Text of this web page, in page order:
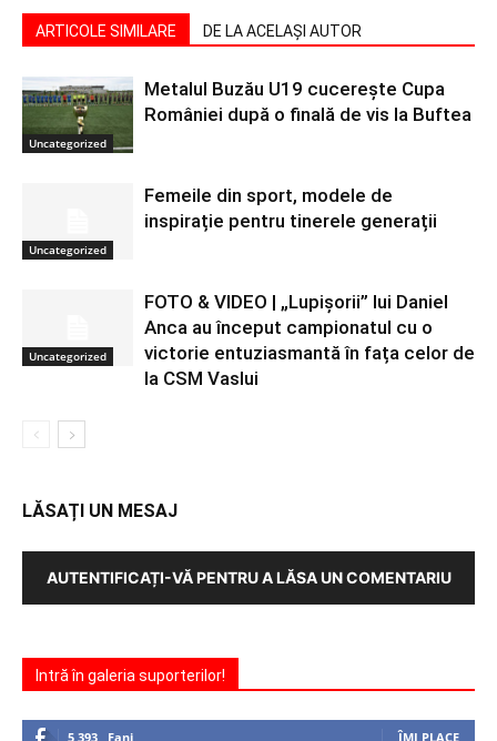
ARTICOLE SIMILARE DE LA ACELAȘI AUTOR
Uncategorized
Metalul Buzău U19 cucerește Cupa
României după o finală de vis la Buftea
Uncategorized
Femeile din sport, modele de
inspirație pentru tinerele generații
Uncategorized
FOTO & VIDEO | „Lupișorii” lui Daniel
Anca au început campionatul cu o
victorie entuziasmantă în fața celor de
la CSM Vaslui
LĂSAȚI UN MESAJ
AUTENTIFICAȚI-VĂ PENTRU A LĂSA UN COMENTARIU
Intră în galeria suporterilor!
5,393 Fani ÎMI PLACE